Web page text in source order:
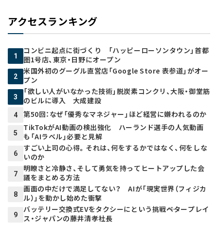
アクセスランキング
1
コンビニ起点に街づくり 「ハッピーローソンタウン」首都
圏1号店、東京・日野にオープン
2
米国外初のグーグル直営店「Google Store 表参道」がオー
プン
3
「欲しい人がいなかった技術」脱炭素コンクリ、大阪・御堂筋
のビルに導入 大成建設
4 第50回：なぜ「優秀なマネジャー」ほど経営に嫌われるのか
5
TikTokがAI動画の検出強化 ハーランド選手の人気動画
も「AIラベル」必要と見解
6
すごい上司の心得。それは、何をするかではなく、何をしな
いのか
7
明瞭さと冷静さ、そして勇気を持ってヒートアップした会
議をまとめる方法
8
画面の中だけで満足してない？ AIが「現実世界（フィジカ
ル）」を動かし始めた衝撃
9
バッテリー交換式EVをタクシーにという挑戦――ベタープレイ
ス・ジャパンの藤井清孝社長